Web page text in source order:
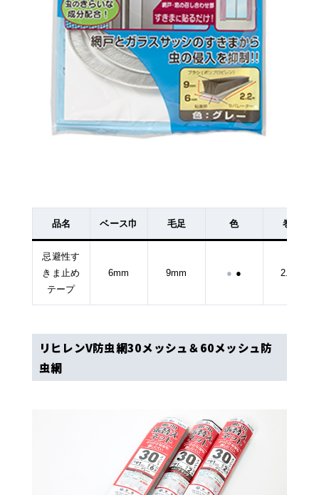
品名 ベース巾 毛足 色 巻量
忌避性す
きま止め
テープ
6mm 9mm ● ● 2.2ｍ
リヒレンV防虫網30メッシュ＆60メッシュ防
虫網